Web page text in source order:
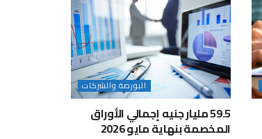
البورصة والشركات
59.5 مليار جنيه إجمالي الأوراق
المخصمة بنهاية مايو 2026